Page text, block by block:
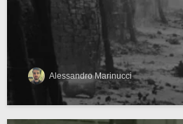
Alessandro Marinucci